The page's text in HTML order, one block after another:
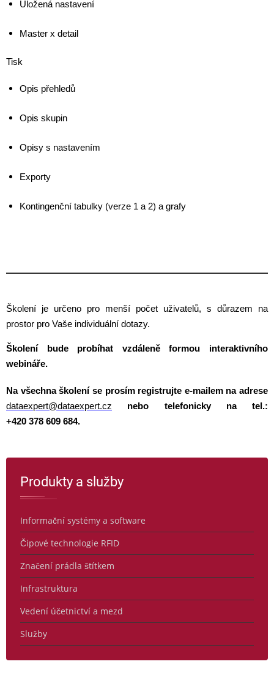
Uložená nastavení
Master x detail
Tisk
Opis přehledů
Opis skupin
Opisy s nastavením
Exporty
Kontingenční tabulky (verze 1 a 2) a grafy
Školení je určeno pro menší počet uživatelů, s důrazem na
prostor pro Vaše individuální dotazy.
Školení bude probíhat vzdáleně formou interaktivního
webináře.
Na všechna školení se prosím registrujte e-mailem na adrese
dataexpert@dataexpert.cz nebo telefonicky na tel.:
+420 378 609 684.
Produkty a služby
Informační systémy a software
Čipové technologie RFID
Značení prádla štítkem
Infrastruktura
Vedení účetnictví a mezd
Služby